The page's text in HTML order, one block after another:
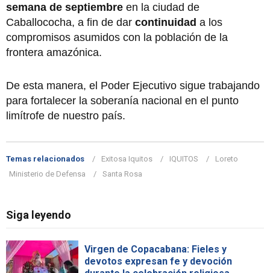
semana de septiembre en la ciudad de
Caballococha, a fin de dar continuidad a los
compromisos asumidos con la población de la
frontera amazónica.
De esta manera, el Poder Ejecutivo sigue trabajando
para fortalecer la soberanía nacional en el punto
limítrofe de nuestro país.
Temas relacionados Exitosa Iquitos IQUITOS
Loreto
Ministerio de Defensa
Santa Rosa
Siga leyendo
Virgen de Copacabana: Fieles y
devotos expresan fe y devoción